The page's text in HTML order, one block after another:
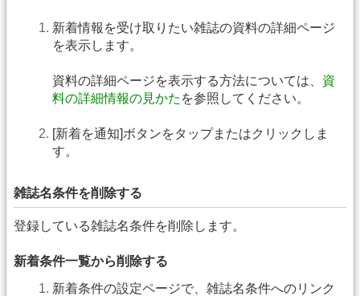
新着情報を受け取りたい雑誌の資料の詳細ページ
を表示します。
資料の詳細ページを表示する方法については、 資
料の詳細情報の見かた を参照してください。
[新着を通知]ボタンをタップまたはクリックしま
す。
雑誌名条件を削除する
登録している雑誌名条件を削除します。
新着条件一覧から削除する
新着条件の設定ページで、雑誌名条件へのリンク